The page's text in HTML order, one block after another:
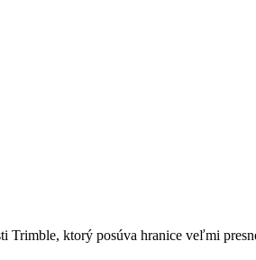
ktorý posúva hranice veľmi